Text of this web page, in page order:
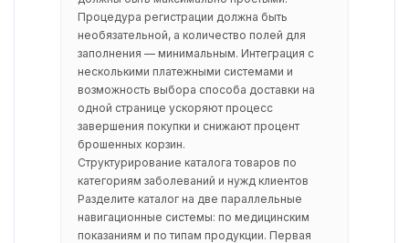
Процедура регистрации должна быть
необязательной, а количество полей для
заполнения — минимальным. Интеграция с
несколькими платежными системами и
возможность выбора способа доставки на
одной странице ускоряют процесс
завершения покупки и снижают процент
брошенных корзин.
Структурирование каталога товаров по
категориям заболеваний и нужд клиентов
Разделите каталог на две параллельные
навигационные системы: по медицинским
показаниям и по типам продукции. Первая